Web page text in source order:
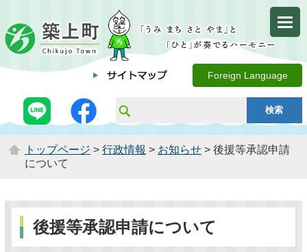
Foreign Language
トップページ > 行政情報 > お知らせ > 後援等承認申請
について
後援等承認申請について